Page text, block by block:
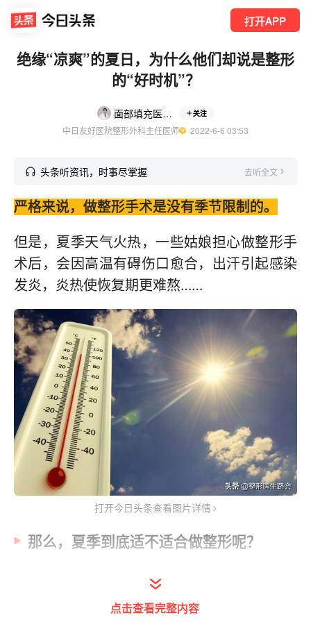
打开APP
绝缘“凉爽”的夏日，为什么他们却说是整形
的“好时机”？
面部填充医生路会 关注
中日友好医院整形外科主任医师
  2022-6-6 03:53
头条听资讯，时事尽掌握 去听全文
严格来说，做整形手术是没有季节限制的。
但是，夏季天气火热，一些姑娘担心做整形手
术后，会因高温有碍伤口愈合，出汗引起感染
发炎，炎热使恢复期更难熬……
打开今日头条查看图片详情
那么，夏季到底适不适合做整形呢？
1、高温有碍伤口愈合？
夏季气温偏高，人体的新陈代谢会比较旺盛，
点击查看完整内容